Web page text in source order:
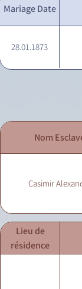
Mariage Date
28.01.1873
Nom
Casimir
Lieu de
résidence